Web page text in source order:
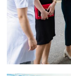
được mà còn là
thiện các quy
đẩy mạnh
bảo vệ môi trường
Với định hướng